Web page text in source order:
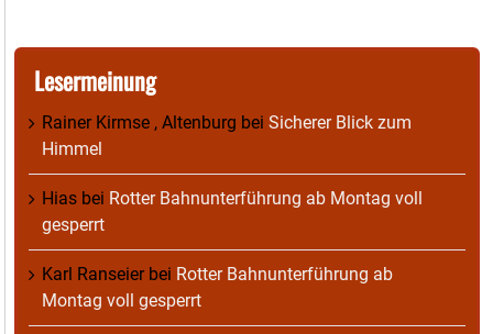
Lesermeinung
Rainer Kirmse , Altenburg bei Sicherer Blick zum
Himmel
Hias bei Rotter Bahnunterführung ab Montag voll
gesperrt
Karl Ranseierbei Rotter Bahnunterführung ab
Montag voll gesperrt